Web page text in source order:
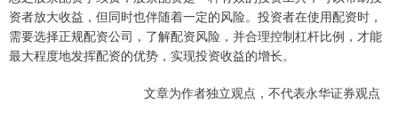
资者放大收益，但同时也伴随着一定的风险。投资者在使用配资时，
需要选择正规配资公司，了解配资风险，并合理控制杠杆比例，才能
最大程度地发挥配资的优势，实现投资收益的增长。
文章为作者独立观点，不代表永华证券观点